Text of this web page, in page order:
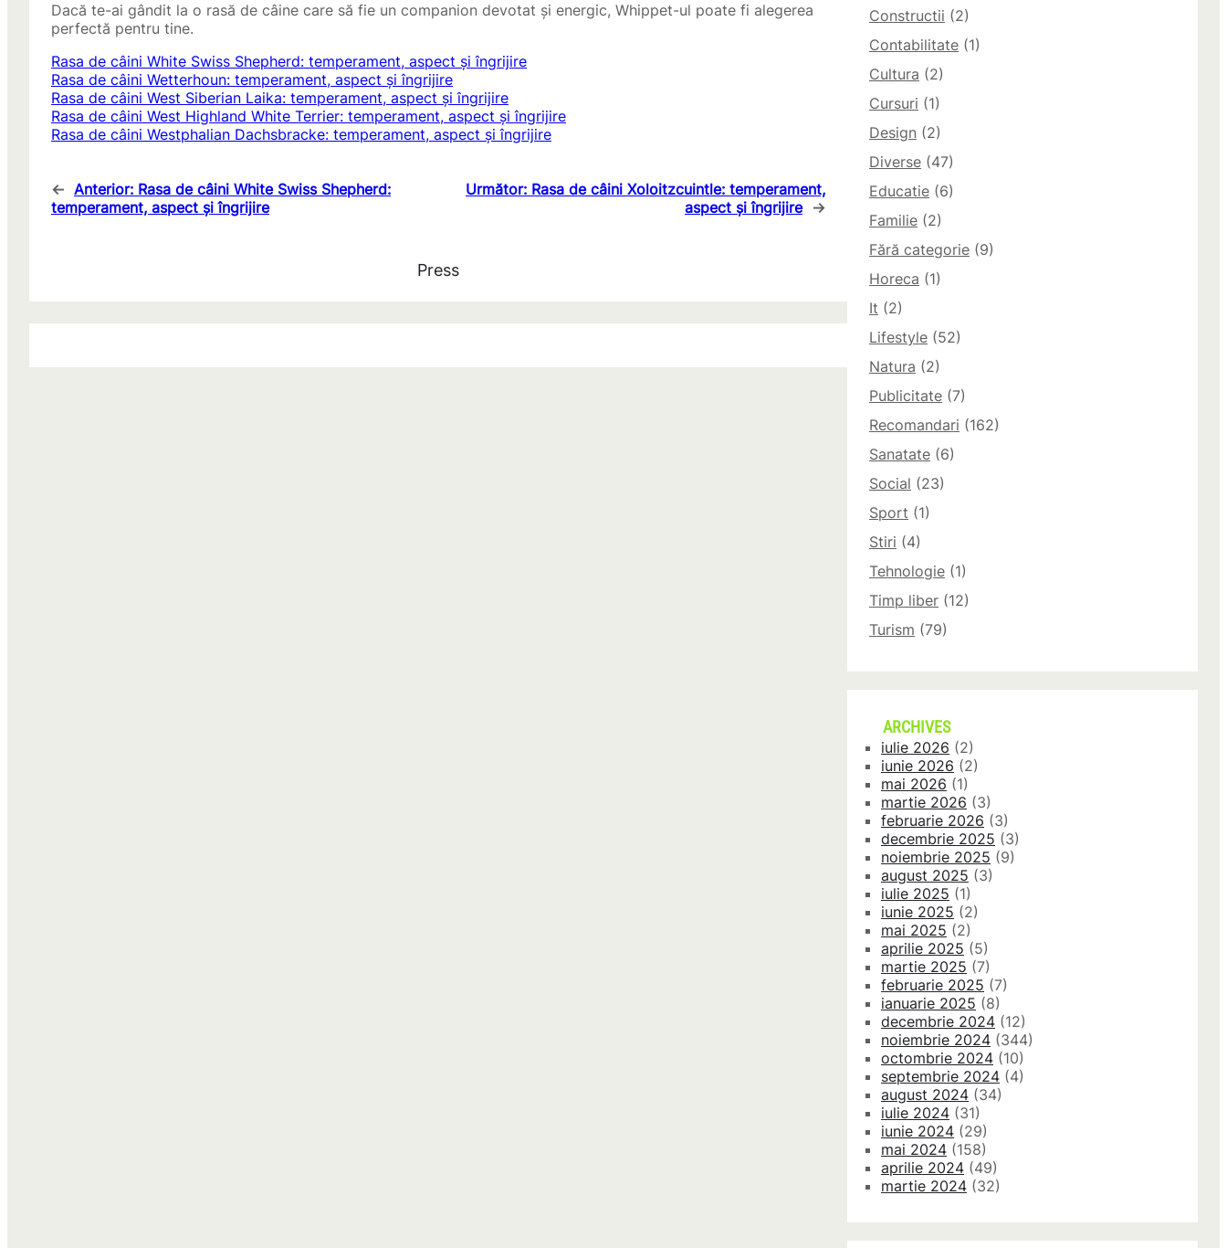
Dacă te-ai gândit la o rasă de câine care să fie un companion devotat și energic, Whippet-ul poate fi alegerea
perfectă pentru tine.
Rasa de câini White Swiss Shepherd: temperament, aspect și îngrijire
Rasa de câini Wetterhoun: temperament, aspect și îngrijire
Rasa de câini West Siberian Laika: temperament, aspect și îngrijire
Rasa de câini West Highland White Terrier: temperament, aspect și îngrijire
Rasa de câini Westphalian Dachsbracke: temperament, aspect și îngrijire
← Anterior: Rasa de câini White Swiss Shepherd:
temperament, aspect și îngrijire
Următor: Rasa de câini Xoloitzcuintle: temperament,
aspect și îngrijire →
Press
Constructii (2)
Contabilitate (1)
Cultura (2)
Cursuri (1)
Design (2)
Diverse (47)
Educatie (6)
Familie (2)
Fără categorie (9)
Horeca (1)
It (2)
Lifestyle (52)
Natura (2)
Publicitate (7)
Recomandari (162)
Sanatate (6)
Social (23)
Sport (1)
Stiri (4)
Tehnologie (1)
Timp liber (12)
Turism (79)
ARCHIVES
iulie 2026 (2)
iunie 2026 (2)
mai 2026 (1)
martie 2026 (3)
februarie 2026 (3)
decembrie 2025 (3)
noiembrie 2025 (9)
august 2025 (3)
iulie 2025 (1)
iunie 2025 (2)
mai 2025 (2)
aprilie 2025 (5)
martie 2025 (7)
februarie 2025 (7)
ianuarie 2025 (8)
decembrie 2024 (12)
noiembrie 2024 (344)
octombrie 2024 (10)
septembrie 2024 (4)
august 2024 (34)
iulie 2024 (31)
iunie 2024 (29)
mai 2024 (158)
aprilie 2024 (49)
martie 2024 (32)